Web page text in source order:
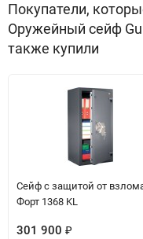
Покупатели,
Оружейный сейф
также купили
Сейф с защитой от
Форт 1368 KL
301 900 ₽